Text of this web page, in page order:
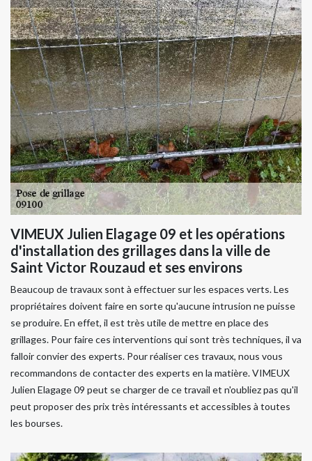
VIMEUX Julien Elagage 09 et les opérations
d'installation des grillages dans la ville de
Saint Victor Rouzaud et ses environs
Beaucoup de travaux sont à effectuer sur les espaces verts. Les
propriétaires doivent faire en sorte qu'aucune intrusion ne puisse
se produire. En effet, il est très utile de mettre en place des
grillages. Pour faire ces interventions qui sont très techniques, il va
falloir convier des experts. Pour réaliser ces travaux, nous vous
recommandons de contacter des experts en la matière. VIMEUX
Julien Elagage 09 peut se charger de ce travail et n'oubliez pas qu'il
peut proposer des prix très intéressants et accessibles à toutes
les bourses.